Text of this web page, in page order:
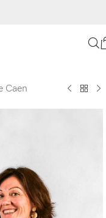
Caen